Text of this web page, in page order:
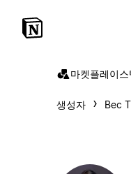
마켓플레이스
생성자 Bec